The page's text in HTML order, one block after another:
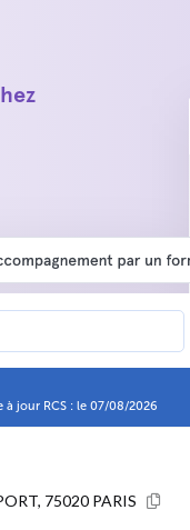
à jour RCS : le 07/08/2026
75020 PARIS